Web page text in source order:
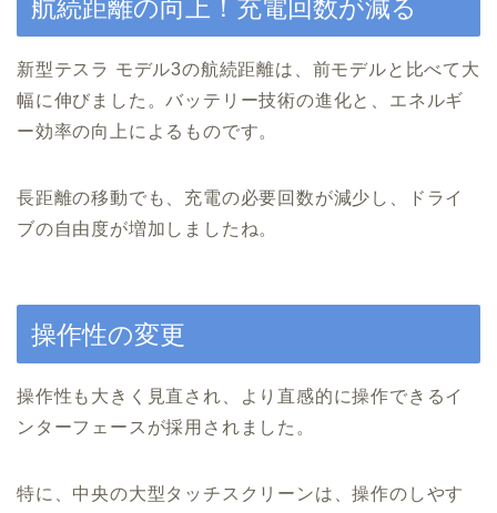
航続距離の向上！充電回数が減る
新型テスラ モデル3の航続距離は、前モデルと比べて大
幅に伸びました。バッテリー技術の進化と、エネルギ
ー効率の向上によるものです。
長距離の移動でも、充電の必要回数が減少し、ドライ
ブの自由度が増加しましたね。
操作性の変更
操作性も大きく見直され、より直感的に操作できるイ
ンターフェースが採用されました。
特に、中央の大型タッチスクリーンは、操作のしやす